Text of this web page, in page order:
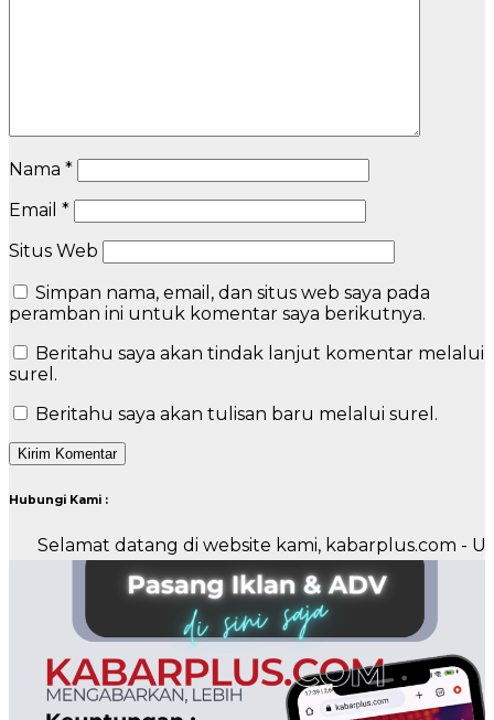
Nama *
Email *
Situs Web
Simpan nama, email, dan situs web saya pada
peramban ini untuk komentar saya berikutnya.
Beritahu saya akan tindak lanjut komentar melalui
surel.
Beritahu saya akan tulisan baru melalui surel.
Hubungi Kami :
datang di website kami, kabarplus.com - Untuk